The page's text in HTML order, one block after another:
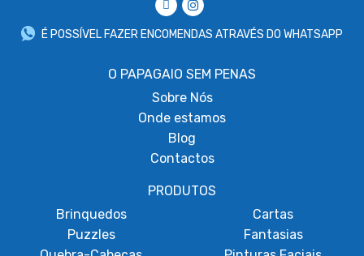
É POSSÍVEL FAZER ENCOMENDAS ATRAVÉS DO WHATSAPP
O PAPAGAIO SEM PENAS
Sobre Nós
Onde estamos
Blog
Contactos
PRODUTOS
Brinquedos
Puzzles
Cartas
Fantasias